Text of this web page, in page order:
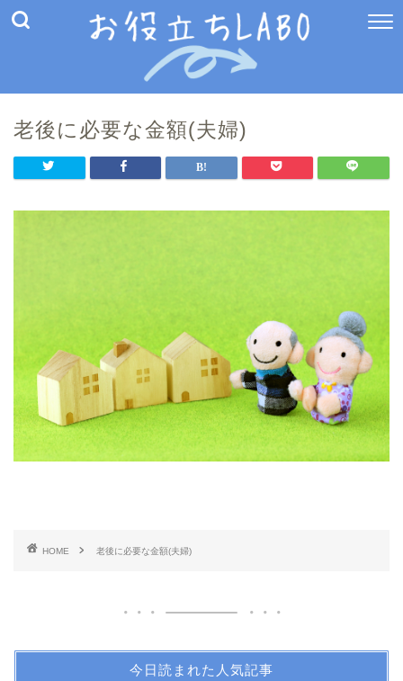
老後に必要な金額(夫婦)
HOME 老後に必要な金額(夫婦)
今日読まれた人気記事